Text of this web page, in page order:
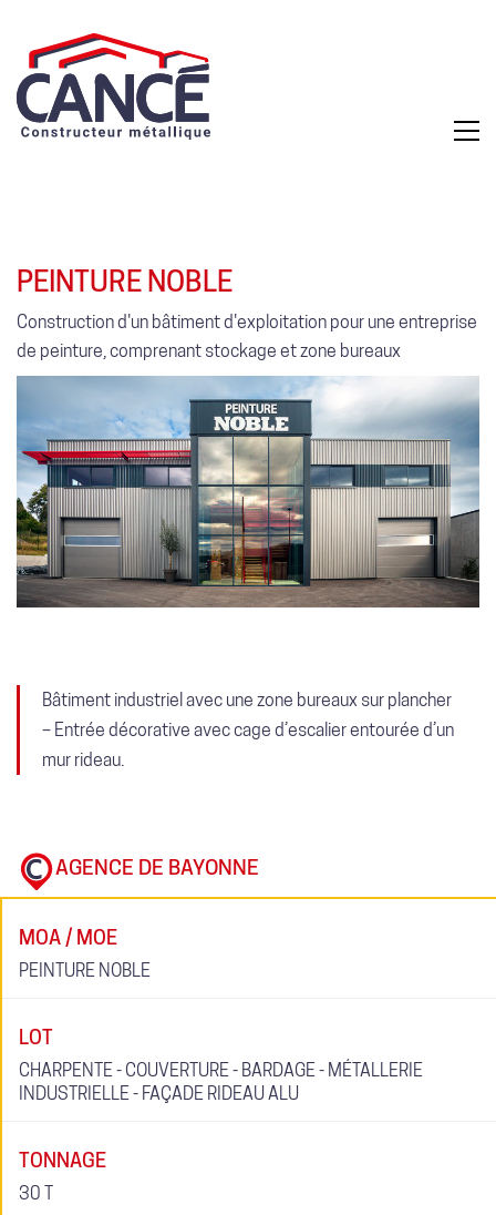
PEINTURE NOBLE
Construction d'un bâtiment d'exploitation pour une entreprise
de peinture, comprenant stockage et zone bureaux
Bâtiment industriel avec une zone bureaux sur plancher
– Entrée décorative avec cage d’escalier entourée d’un
mur rideau.
AGENCE DE BAYONNE
MOA / MOE
PEINTURE NOBLE
LOT
CHARPENTE - COUVERTURE - BARDAGE - MÉTALLERIE
INDUSTRIELLE - FAÇADE RIDEAU ALU
TONNAGE
30 T